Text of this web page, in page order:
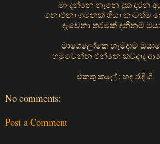
මා දන්නෙ නෑනෙ දුක දරන
නොඑනා ගමනක් ගියා කාටත්ම
දැවෙනා තරමක් දනීනම්
මාගෙලෝකෙ හැමදාම
හමු⁣වෙන්න එන්නෙ කවදාද
එකතු කලේ : හද රැදි ගී
No comments:
Post a Comment